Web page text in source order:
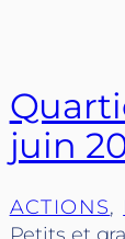
juin
ACTIONS,